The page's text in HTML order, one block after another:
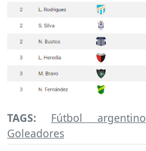
TAGS: Fútbol argentino
Goleadores